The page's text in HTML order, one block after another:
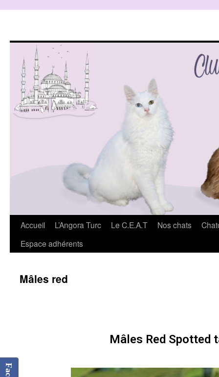
Accueil L’Angora Turc Le C.E.A.T Nos chats
Espace adhérents
Mâles red
Mâles Red Spotted